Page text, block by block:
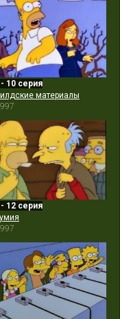
10 серия
материалы
12 серия